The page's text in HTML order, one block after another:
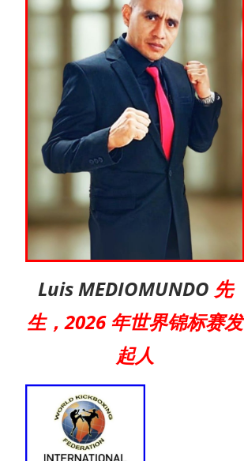
Luis MEDIOMUNDO 先
生，2026 年世界锦标赛发
起人